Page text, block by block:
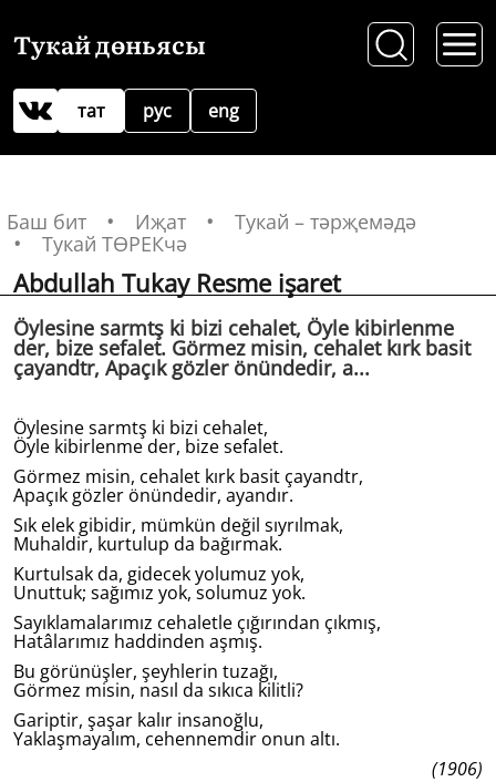
Тукай дөньясы
рус
тат eng
Баш бит Иҗат
Тукай – тәрҗемәдә
Тукай ТӨРЕКчә
Abdullah Tukay Resme işaret
Öylesine sarmtş ki bizi cehalet, Öyle kibirlenme
der, bize sefalet. Görmez misin, cehalet kırk basit
çayandtr, Apaçık gözler önündedir, a...
Öylesine sarmtş ki bizi cehalet,
Öyle kibirlenme der, bize sefalet.
Görmez misin, cehalet kırk basit çayandtr,
Apaçık gözler önündedir, ayandır.
Sık elek gibidir, mümkün değil sıyrılmak,
Muhaldir, kurtulup da bağırmak.
Kurtulsak da, gidecek yolumuz yok,
Unuttuk; sağımız yok, solumuz yok.
Sayıklamalarımız cehaletle çığırından çıkmış,
Hatâlarımız haddinden aşmış.
Bu görünüşler, şeyhlerin tuzağı,
Görmez misin, nasıl da sıkıca kilitli?
Gariptir, şaşar kalır insanoğlu,
Yaklaşmayalım, cehennemdir onun altı.
(1906)